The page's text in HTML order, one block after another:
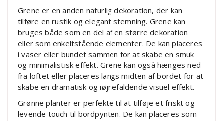
Grene er en anden naturlig dekoration, der kan
tilføre en rustik og elegant stemning. Grene kan
bruges både som en del af en større dekoration
eller som enkeltstående elementer. De kan placeres
i vaser eller bundet sammen for at skabe en smuk
og minimalistisk effekt. Grene kan også hænges ned
fra loftet eller placeres langs midten af bordet for at
skabe en dramatisk og iøjnefaldende visuel effekt.
Grønne planter er perfekte til at tilføje et friskt og
levende touch til bordpynten. De kan placeres som